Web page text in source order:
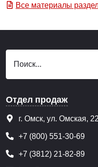
Все материалы
Отдел продаж
г. Омск, ул. Омская,
+7 (800) 551-30-69
+7 (3812) 21-82-89